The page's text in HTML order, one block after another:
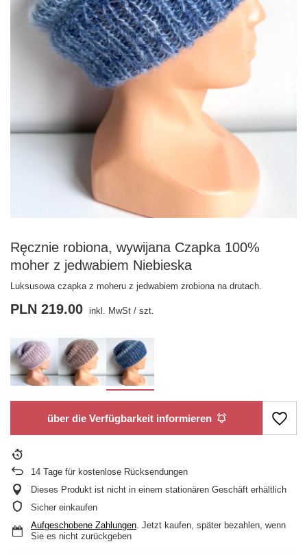
Ręcznie robiona, wywijana Czapka 100%
moher z jedwabiem Niebieska
Luksusowa czapka z moheru z jedwabiem zrobiona na drutach.
PLN 219.00 inkl. MwSt / szt.
über die Verfügbarkeit informieren
14 Tage für kostenlose Rücksendungen
Dieses Produkt ist nicht in einem stationären Geschäft erhältlich
Sicher einkaufen
Aufgeschobene Zahlungen. Jetzt kaufen, später bezahlen, wenn
Sie es nicht zurückgeben